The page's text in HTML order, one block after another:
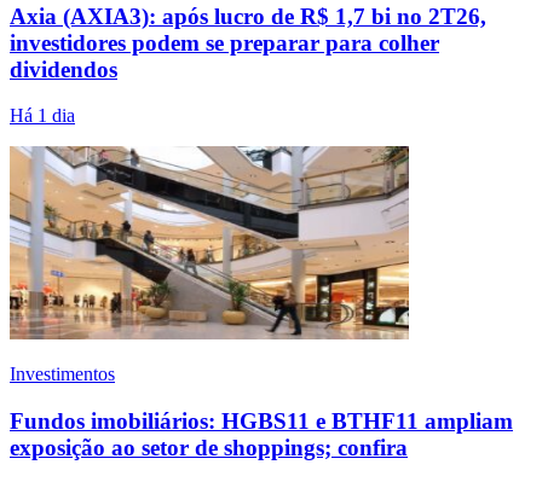
Axia (AXIA3): após lucro de R$ 1,7 bi no 2T26,
investidores podem se preparar para colher
dividendos
Há 1 dia
Investimentos
Fundos imobiliários: HGBS11 e BTHF11 ampliam
exposição ao setor de shoppings; confira